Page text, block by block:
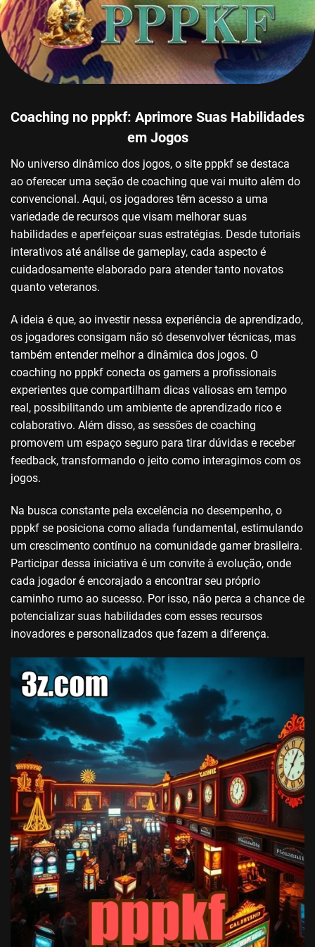
Coaching no pppkf: Aprimore Suas Habilidades
em Jogos
No universo dinâmico dos jogos, o site pppkf se destaca
ao oferecer uma seção de coaching que vai muito além do
convencional. Aqui, os jogadores têm acesso a uma
variedade de recursos que visam melhorar suas
habilidades e aperfeiçoar suas estratégias. Desde tutoriais
interativos até análise de gameplay, cada aspecto é
cuidadosamente elaborado para atender tanto novatos
quanto veteranos.
A ideia é que, ao investir nessa experiência de aprendizado,
os jogadores consigam não só desenvolver técnicas, mas
também entender melhor a dinâmica dos jogos. O
coaching no pppkf conecta os gamers a profissionais
experientes que compartilham dicas valiosas em tempo
real, possibilitando um ambiente de aprendizado rico e
colaborativo. Além disso, as sessões de coaching
promovem um espaço seguro para tirar dúvidas e receber
feedback, transformando o jeito como interagimos com os
jogos.
Na busca constante pela excelência no desempenho, o
pppkf se posiciona como aliada fundamental, estimulando
um crescimento contínuo na comunidade gamer brasileira.
Participar dessa iniciativa é um convite à evolução, onde
cada jogador é encorajado a encontrar seu próprio
caminho rumo ao sucesso. Por isso, não perca a chance de
potencializar suas habilidades com esses recursos
inovadores e personalizados que fazem a diferença.